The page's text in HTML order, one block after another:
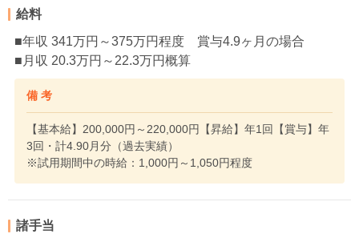
給料
■年収 341万円～375万円程度 賞与4.9ヶ月の場合
■月収 20.3万円～22.3万円概算
備 考
【基本給】200,000円～220,000円【昇給】年1回【賞与】年
3回・計4.90月分（過去実績）
※試用期間中の時給：1,000円～1,050円程度
諸手当